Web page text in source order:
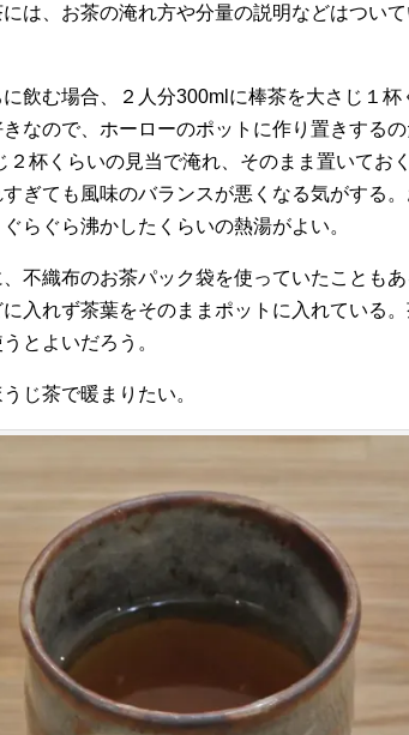
は、お茶の淹れ方や分量の説明などはつい
飲む場合、２人分300mlに棒茶を大さじ１杯
なので、ホーローのポットに作り置きする
２杯くらいの見当で淹れ、そのまま置いてお
ぎても風味のバランスが悪くなる気がする
らぐら沸かしたくらいの熱湯がよい。
不織布のお茶パック袋を使っていたことも
入れず茶葉をそのままポットに入れている。
とよいだろう。
じ茶で暖まりたい。